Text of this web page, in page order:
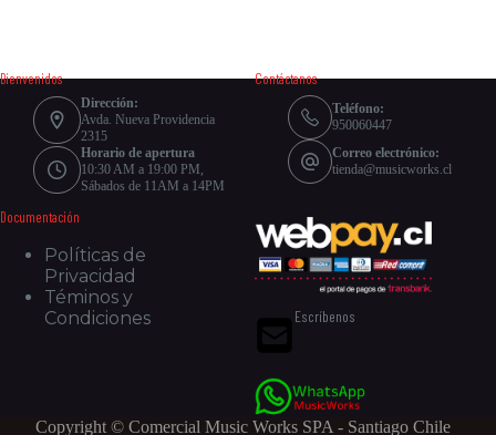
Bienvenidos
Dirección:
Avda. Nueva Providencia
2315
Horario de apertura
10:30 AM a 19:00 PM,
Sábados de 11AM a 14PM
Contáctanos
Teléfono:
950060447
Correo electrónico:
tienda@musicworks.cl
Documentación
Políticas de
Privacidad
Téminos y
Condiciones
Escríbenos
Copyright © Comercial Music Works SPA - Santiago Chile